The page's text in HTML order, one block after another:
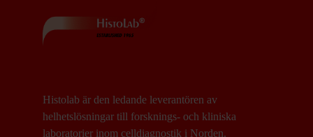
Histolab är den ledande leverantören av
helhetslösningar till forsknings- och kliniska
laboratorier inom celldiagnostik i Norden.